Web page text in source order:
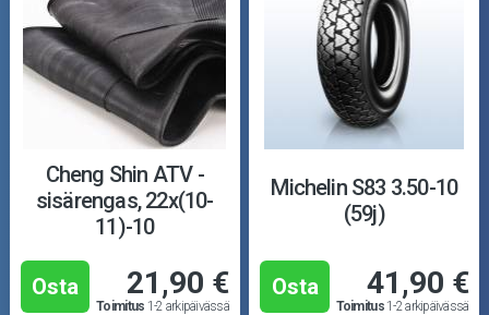
Cheng Shin ATV -
sisärengas, 22x(10-
11)-10
Osta 21,90 €
Toimitus 1-2 arkipäivässä
Michelin S83 3.50-10
(59j)
Osta 41,90 €
Toimitus1-2 arkipäivässä